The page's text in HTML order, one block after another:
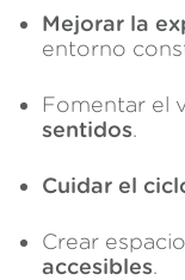
Mejorar la
entorno
Fomentar el
sentidos.
Cuidar el
Crear
accesibles.